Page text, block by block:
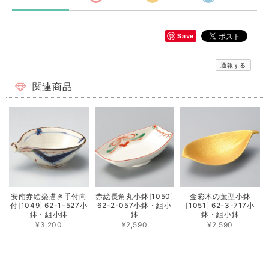
Save
通報する
関連商品
安南赤絵楽描き手付向
付[1049] 62-1-527小
鉢・組小鉢
¥3,200
赤絵長角丸小鉢[1050]
62-2-057小鉢・組小
鉢
¥2,590
金彩木の葉型小鉢
[1051] 62-3-717小
鉢・組小鉢
¥2,590